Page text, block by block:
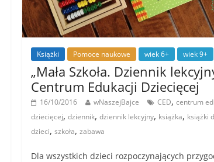
Książki Pomoce naukowe wiek 6+ wiek 9+
„Mała Szkoła. Dziennik
Centrum Edukacji Dziecięcej
16/10/2016 wNaszejBajce CED,centrum
dziecięcej,dziennik,dziennik lekcyjny, książka, książki
dzieci,szkoła,zabawa
Dla wszystkich dzieci rozpoczynających